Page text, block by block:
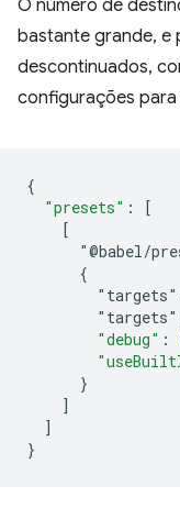
O número de
bastante grande, e
descontinuados,
configurações para
{
"presets" :
[
    [
"@babel/
      {
"debug" :
}
]
]
}